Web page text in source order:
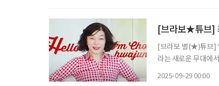
[브라보★튜브]
[브라보 별(★)튜브]
라는 새로운 무대에
2025-09-29 00:00